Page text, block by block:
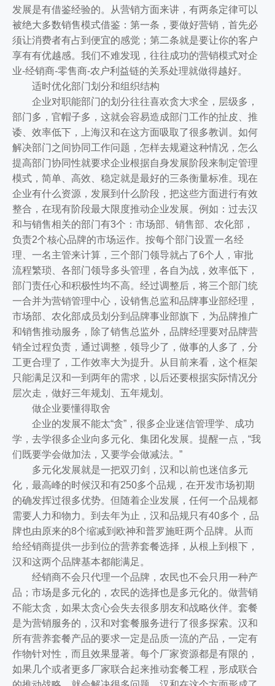
发展是有借鉴经验的。从营销方面来讲，有两条定律可以
被绝大多数销售模式借鉴：第一条，要做好营销，首先必
须让消费者有占到便宜的感觉；第二条就是要让你的客户
享有有优越感。我们不难发现，往往成功的营销模式对企
业-经销商-零售商-农户利益链的关系处理就做得越好。
适时优化部门划分和组织结构
企业对职能部门的划分往往喜欢贪大求全，层级多，
部门多，官帽子多，这就会容易造成部门工作的扯皮、推
诿、效率低下，上海汉和在这方面吸取了很多教训。如何
解决部门之间协同工作问题，怎样去规避这种情况，怎么
提高部门协同性就要求企业根据自身发展阶段来制定管理
模式，简单、高效、稳定就是最好的三条衡量标准。现在
企业有什么资源，发展到什么阶段，把这些方面进行有效
整合，在现有阶段最大限度推动企业发展。例如：过去汉
和与销售相关的部门有3个：市场部、销售部、农化部，
负责2个核心品牌的市场运作。按每个部门设置一名经
理、一名主管来计算，三个部门领导就占了6个人，审批
流程繁琐、各部门领导多头管理，各自为战，效率低下，
部门责任心和积极性均不高。经过调整后，将三个部门统
一合并为营销管理中心，设销售总监和品牌事业部经理，
市场部、农化部成员划分到品牌事业部旗下，为品牌推广
和销售推动服务，除了销售总监外，品牌经理要对品牌营
销全过程负责，通过调整，领导少了，做事的人多了，分
工更合理了，工作效率大为提升。从目前来看，这个框架
只能满足汉和一到两年的需求，以后还要根据实际情况分
层次走，做好三年规划、五年规划。
做企业要懂得取舍
企业的发展不能太“贪”，很多企业迷信管理学、成功
学，去学很多企业向多元化、集团化发展。提醒一点，“我
们既要学会做加法，又要学会做减法。”
多元化发展就是一把双刃剑，汉和以前也迷信多元
化，最高峰的时候汉和有250多个品规，在开发市场初期
的确发挥过很多优势。但随着企业发展，任何一个品规都
需要人力和物力。到去年为止，汉和品规只有40多个，品
牌也由原来的8个缩减到欧神和普罗施旺两个品牌。从而
给经销商提供一步到位的营养套餐选择，从根上到根下，
汉和这两个品牌基本都能满足。
经销商不会只代理一个品牌，农民也不会只用一种产
品；市场是多元化的，农民的选择也是多元化的。做营销
不能太贪，如果太贪心会失去很多朋友和战略伙伴。套餐
是为营销服务的，汉和对套餐服务进行了很多探索。汉和
所有营养套餐产品的要求一定是品质一流的产品，一定有
作物针对性，而且效果显著。每个厂家资源都是有限的，
如果几个或者更多厂家联合起来推动套餐工程，形成联合